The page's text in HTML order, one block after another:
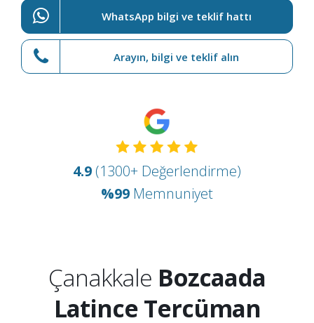
WhatsApp bilgi ve teklif hattı
Arayın, bilgi ve teklif alın
4.9 (1300+ Değerlendirme)
%99 Memnuniyet
Çanakkale Bozcaada
Latince Tercüman